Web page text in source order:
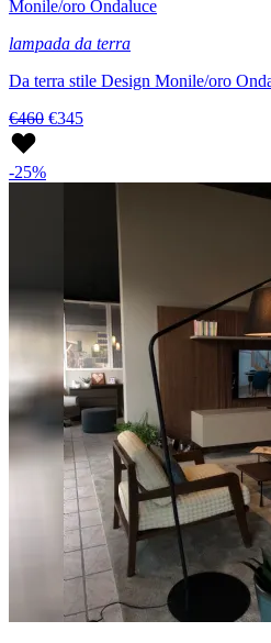
Monile/oro Ondaluce
lampada da terra
Da terra stile Design Monile/oro
€460 €345
-25%